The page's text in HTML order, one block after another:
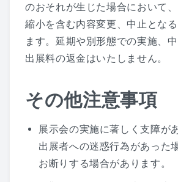
のおそれが生じた場合において
縮小を含む内容変更、中止とな
ます。延期や別形態での実施、
出展料の返金はいたしません。
その他注意事項
展示会の実施に著しく支障が
出展者への迷惑行為があった
お断りする場合があります。